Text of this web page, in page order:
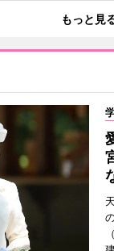
もっと見